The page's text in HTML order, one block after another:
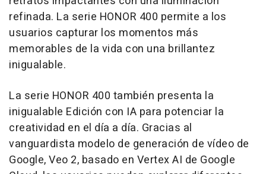
refinada. La serie HONOR 400 permite a los
usuarios capturar los momentos más
memorables de la vida con una brillantez
inigualable.
La serie HONOR 400 también presenta la
inigualable Edición con IA para potenciar la
creatividad en el día a día. Gracias al
vanguardista modelo de generación de vídeo de
Google, Veo 2, basado en Vertex AI de Google